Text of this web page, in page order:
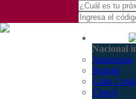
Nacional
Amazonas
Bogotá
Caño
Chocó